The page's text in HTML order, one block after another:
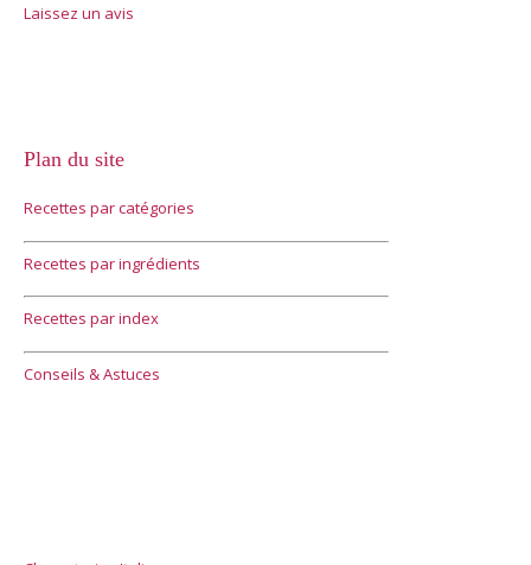
Laissez un avis
Plan du site
Recettes par catégories
Recettes par ingrédients
Recettes par index
Conseils & Astuces